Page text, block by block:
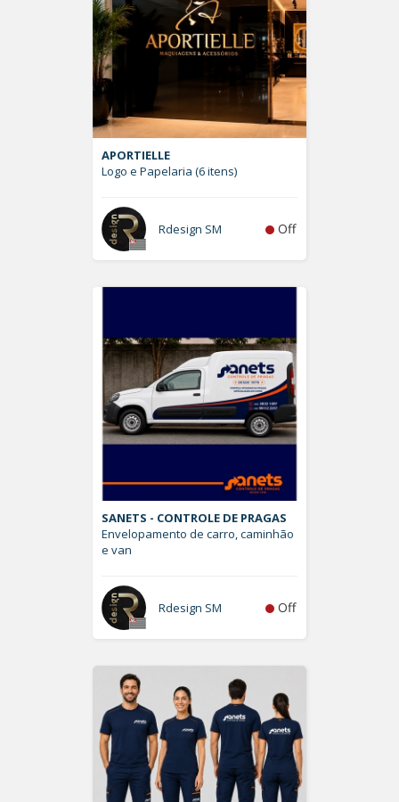
APORTIELLE
Logo e Papelaria (6 itens)
Rdesign SM Off
SANETS - CONTROLE DE PRAGAS
Envelopamento de carro, caminhão
e van
Rdesign SM Off